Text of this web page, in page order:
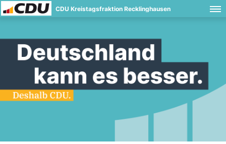
CDU Kreistagsfraktion Recklinghausen